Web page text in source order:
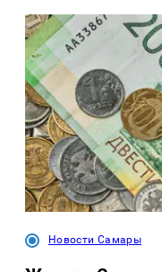
Новости Самары